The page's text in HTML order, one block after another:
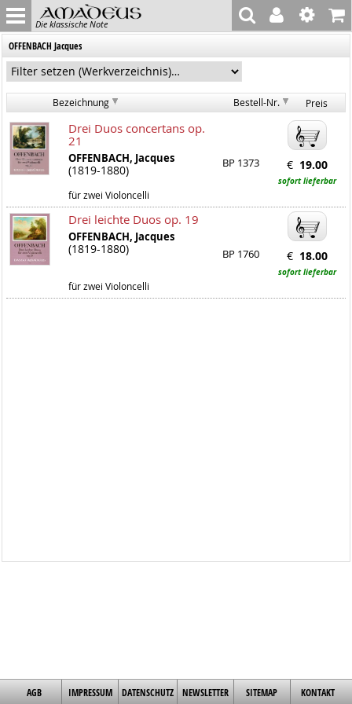
Die klassische Note
OFFENBACH Jacques
Bezeichnung Bestell-Nr. Preis
Drei Duos concertans op.
21
OFFENBACH, Jacques
(1819-1880)
für zwei Violoncelli
BP 1373 € 19.00
sofort lieferbar
Drei leichte Duos op. 19
OFFENBACH, Jacques
(1819-1880)
für zwei Violoncelli
BP 1760 € 18.00
sofort lieferbar
AGB IMPRESSUM DATENSCHUTZ NEWSLETTER SITEMAP KONTAKT